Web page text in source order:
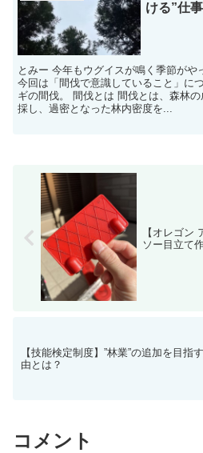
ける”仕事
とみー 今年もウグイスが鳴く季節がや
今回は「間伐で意識していること」に
ギの間伐。 間伐とは 間伐とは、森林
採し、過密となった林内密度を...
【オレゴン
ソー目立て
【技能検定制度】”林業”の追加を目指
由とは？
コメント